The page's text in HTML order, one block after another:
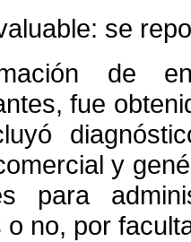
se
de
fue
y
para
o no, por